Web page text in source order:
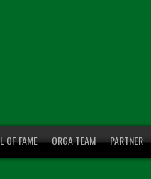
OF FAME ORGA TEAM PARTNER